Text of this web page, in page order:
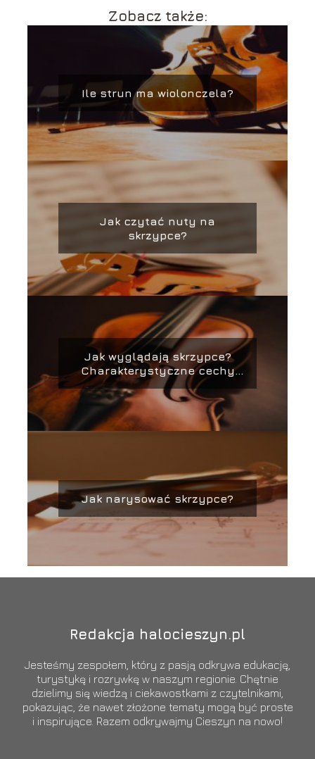
Zobacz także:
Ile strun ma wiolonczela?
Jak czytać nuty na
skrzypce?
Jak wyglądają skrzypce?
Charakterystyczne cechy
budowy
Jak narysować skrzypce?
Redakcja halocieszyn.pl
Jesteśmy zespołem, który z pasją odkrywa edukację,
turystykę i rozrywkę w naszym regionie. Chętnie
dzielimy się wiedzą i ciekawostkami z czytelnikami,
pokazując, że nawet złożone tematy mogą być proste
i inspirujące. Razem odkrywajmy Cieszyn na nowo!